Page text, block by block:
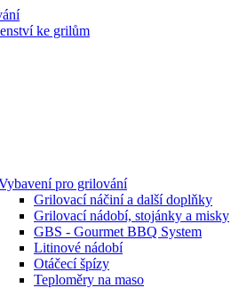
ke grilům
pro grilování
Grilovací náčiní a další doplňky
Grilovací nádobí, stojánky a misky
GBS - Gourmet BBQ System
Litinové nádobí
Otáčecí špízy
Teploměry na maso